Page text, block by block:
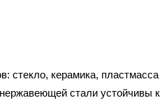
стекло, керамика, пластмасса
стали устойчивы